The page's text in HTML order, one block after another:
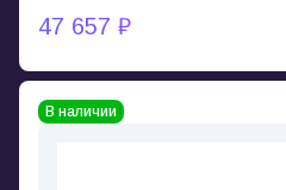
47 657 ₽
В наличии